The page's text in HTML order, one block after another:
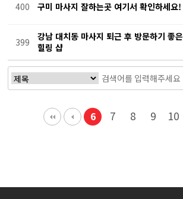
400 구미 마사지 잘하는곳 여기서 확인하세요!
399
강남 대치동 마사지 퇴근 후 방문하기 좋은
힐링 샵
6 7 8 9 10